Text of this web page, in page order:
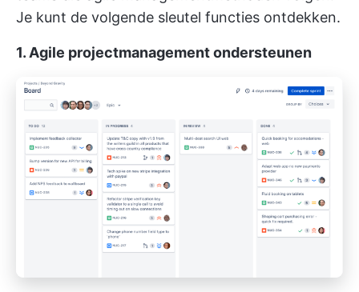
Je kunt de volgende sleutel functies ontdekken.
1. Agile projectmanagement ondersteunen